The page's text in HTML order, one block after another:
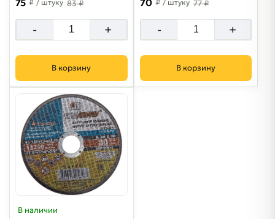
₽ / штуку 83 ₽
- +
В корзину
₽ / штуку 77 ₽
- +
В корзину
В наличии